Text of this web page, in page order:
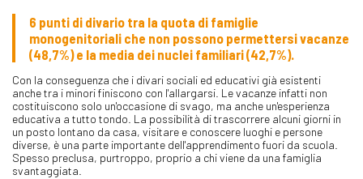
6 punti di divario tra la quota di famiglie
monogenitoriali che non possono permettersi vacanze
(48,7%) e la media dei nuclei familiari (42,7%).
Con la conseguenza che i divari sociali ed educativi già esistenti
anche tra i minori finiscono con l'allargarsi. Le vacanze infatti non
costituiscono solo un'occasione di svago, ma anche un'esperienza
educativa a tutto tondo. La possibilità di trascorrere alcuni giorni in
un posto lontano da casa, visitare e conoscere luoghi e persone
diverse, è una parte importante dell'apprendimento fuori da scuola.
Spesso preclusa, purtroppo, proprio a chi viene da una famiglia
svantaggiata.